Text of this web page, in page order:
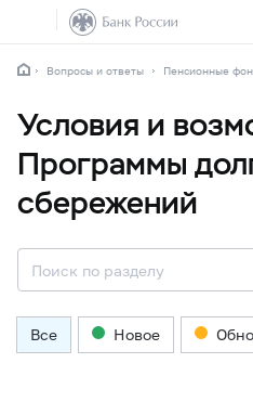
Вопросы и ответы Пенсионные
Условия и
Программы
сбережений
Все Новое